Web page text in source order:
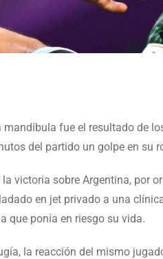
mandíbula fue el resultado de
del partido un golpe en su
victoria sobre Argentina, por
en jet privado a una
que ponía en riesgo su vida.
la reacción del mismo